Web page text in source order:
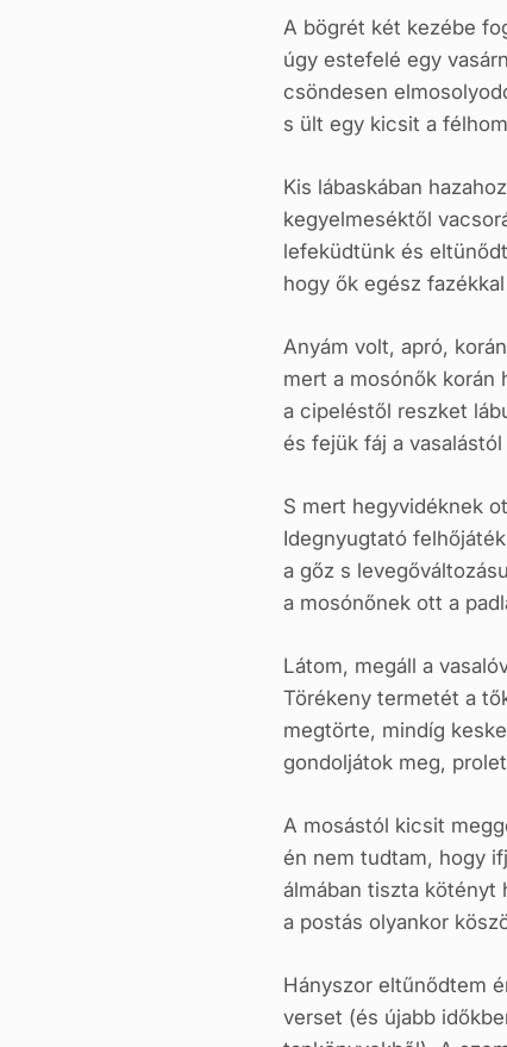
A bögrét két kezébe
úgy estefelé egy
csöndesen
s ült egy kicsit a
Kis lábaskában
kegyelmeséktől
lefeküdtünk és
hogy ők egész
Anyám volt, apró,
mert a mosónők korán
a cipeléstől reszket
és fejük fáj a vasalástól
S mert hegyvidéknek
Idegnyugtató felhőjáték
a gőz s
a mosónőnek ott a
Látom, megáll a
Törékeny termetét a
megtörte, mindíg
gondoljátok meg,
A mosástól kicsit
én nem tudtam, hogy
álmában tiszta kötényt
a postás olyankor
Hányszor eltűnődtem
verset (és újabb